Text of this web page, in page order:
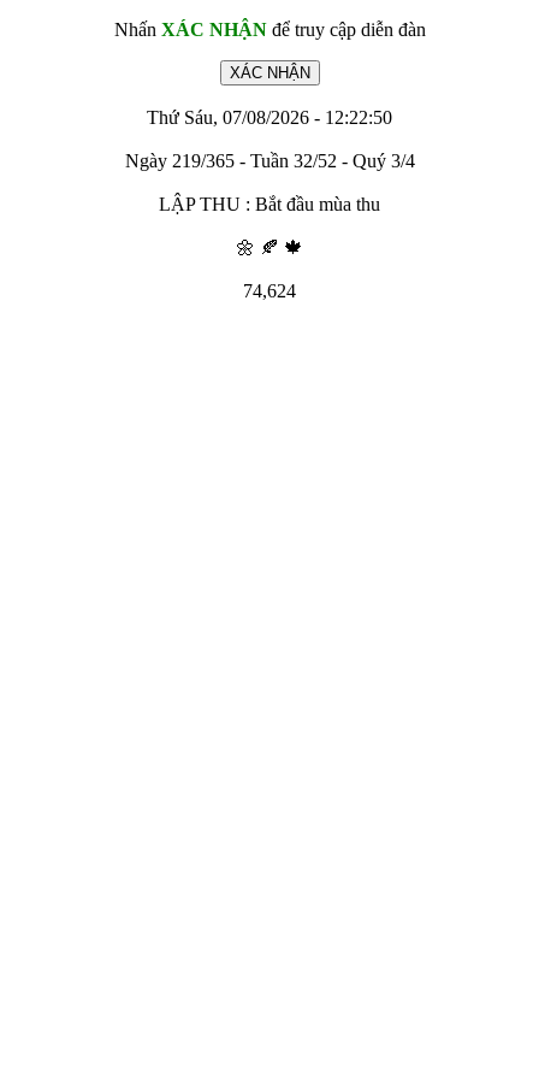
Nhấn XÁC NHẬNđể truy cập diễn đàn
Thứ Sáu, 07/08/2026 - 12:22:50
Ngày 219/365 - Tuần 32/52 - Quý 3/4
LẬP THU : Bắt đầu mùa thu
🌼 🍂 🍁
74,624